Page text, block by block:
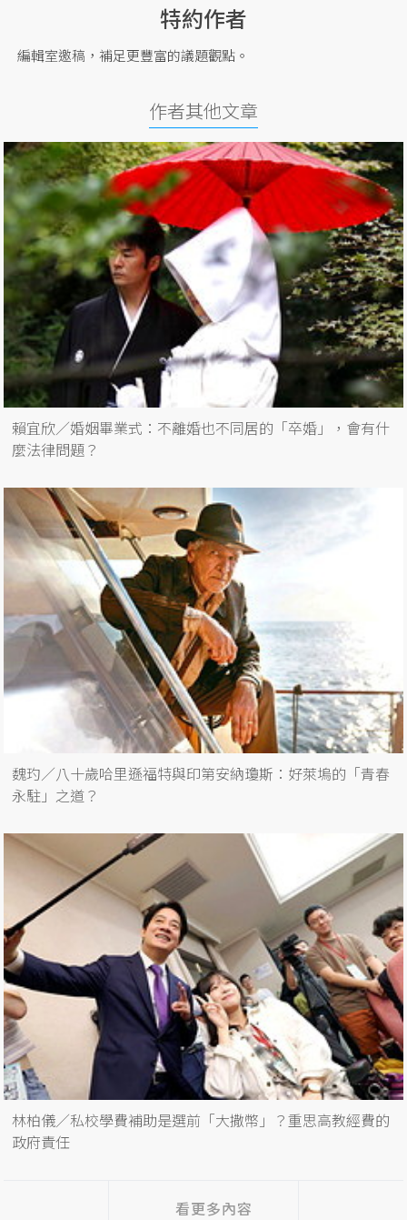
特約作者
編輯室邀稿，補足更豐富的議題觀點。
作者其他文章
賴宜欣／婚姻畢業式：不離婚也不同居的「卒婚」，會有什
麼法律問題？
魏玓／八十歲哈里遜福特與印第安納瓊斯：好萊塢的「青春
永駐」之道？
林柏儀／私校學費補助是選前「大撒幣」？重思高教經費的
政府責任
看更多內容